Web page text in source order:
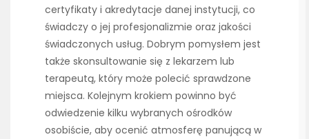
certyfikaty i akredytacje danej instytucji, co
świadczy o jej profesjonalizmie oraz jakości
świadczonych usług. Dobrym pomysłem jest
także skonsultowanie się z lekarzem lub
terapeutą, który może polecić sprawdzone
miejsca. Kolejnym krokiem powinno być
odwiedzenie kilku wybranych ośrodków
osobiście, aby ocenić atmosferę panującą w